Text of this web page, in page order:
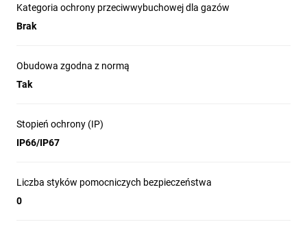
Kategoria ochrony przeciwwybuchowej dla gazów
Brak
Obudowa zgodna z normą
Tak
Stopień ochrony (IP)
IP66/IP67
Liczba styków pomocniczych bezpieczeństwa
0